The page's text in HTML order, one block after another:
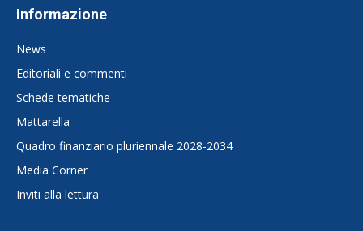
Informazione
News
Editoriali e commenti
Schede tematiche
Mattarella
Quadro finanziario pluriennale 2028-2034
Media Corner
Inviti alla lettura